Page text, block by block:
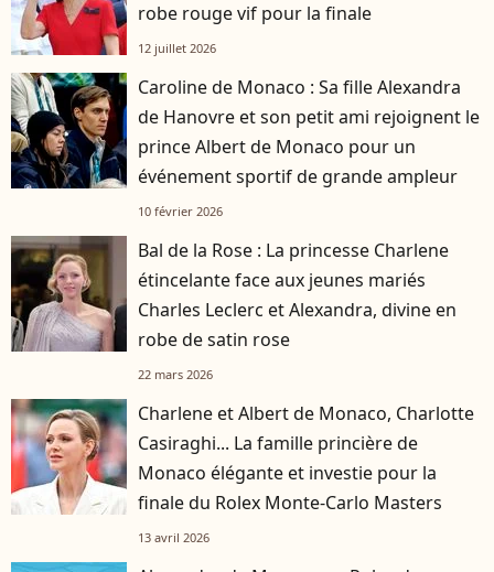
robe rouge vif pour la finale
12 juillet 2026
Caroline de Monaco : Sa fille Alexandra
de Hanovre et son petit ami rejoignent le
prince Albert de Monaco pour un
événement sportif de grande ampleur
10 février 2026
Bal de la Rose : La princesse Charlene
étincelante face aux jeunes mariés
Charles Leclerc et Alexandra, divine en
robe de satin rose
22 mars 2026
Charlene et Albert de Monaco, Charlotte
Casiraghi... La famille princière de
Monaco élégante et investie pour la
finale du Rolex Monte-Carlo Masters
13 avril 2026